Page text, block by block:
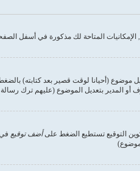
المتاحة لك مذكورة في أسفل
موضوع (أحيانا لوقت قصير بعد كتابته)
المدير بتعديل الموضوع (عليهم ترك
التوقيع تستطيع الضغط علىأضف توقيع